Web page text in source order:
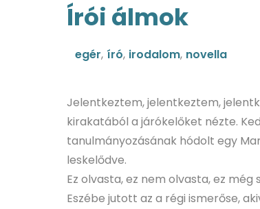
Írói álmok
egér, író, irodalom, novella
Jelentkeztem, jelentkeztem,
kirakatából a járókelőket nézte.
tanulmányozásának hódolt egy
leskelődve.
Ez olvasta, ez nem olvasta, ez
Eszébe jutott az a régi ismerőse,